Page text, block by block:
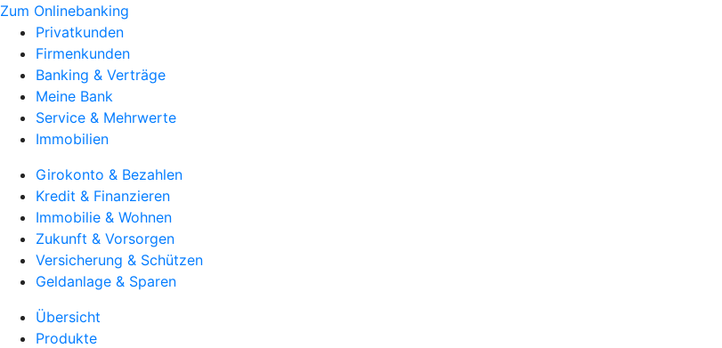
Zum Onlinebanking
Privatkunden
Firmenkunden
Banking & Verträge
Meine Bank
Service & Mehrwerte
Immobilien
Girokonto & Bezahlen
Kredit & Finanzieren
Immobilie & Wohnen
Zukunft & Vorsorgen
Versicherung & Schützen
Geldanlage & Sparen
Übersicht
Produkte